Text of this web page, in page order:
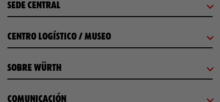
SEDE CENTRAL
CENTRO LOGÍSTICO / MUSEO
SOBRE WÜRTH
COMUNICACIÓN